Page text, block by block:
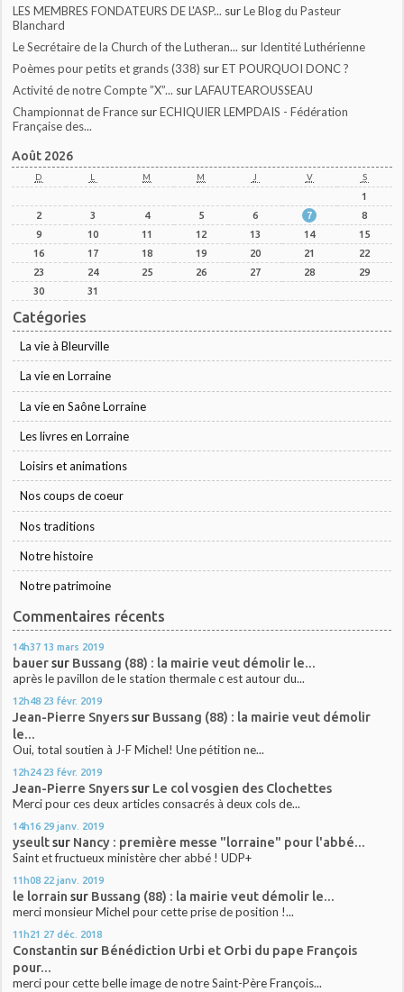
LES MEMBRES FONDATEURS DE L'ASP... surLe Blog du Pasteur
Blanchard
Le Secrétaire de la Church of the Lutheran... sur Identité Luthérienne
Poèmes pour petits et grands (338) surET POURQUOI DONC ?
Activité de notre Compte ”X”... surLAFAUTEAROUSSEAU
Championnat de France surECHIQUIER LEMPDAIS - Fédération
Française des...
Août 2026
D L M M J V S
1
2
3 4 5 6 7
8
9
10 11 12 13 14
15
16
17 18 19 20 21
22
23
24 25 26 27 28
29
30
31
Catégories
La vie à Bleurville
La vie en Lorraine
La vie en Saône Lorraine
Les livres en Lorraine
Loisirs et animations
Nos coups de coeur
Nos traditions
Notre histoire
Notre patrimoine
Commentaires récents
14h37 13 mars 2019
bauersur Bussang (88) : la mairie veut démolir le...
après le pavillon de le station thermale c est autour du...
12h48 23 févr. 2019
Jean-Pierre Snyerssur Bussang (88) : la mairie veut démolir
le...
Oui, total soutien à J-F Michel! Une pétition ne...
12h24 23 févr. 2019
Jean-Pierre Snyerssur Le col vosgien des Clochettes
Merci pour ces deux articles consacrés à deux cols de...
14h16 29 janv. 2019
yseultsur Nancy : première messe "lorraine" pour l'abbé...
Saint et fructueux ministère cher abbé ! UDP+
11h08 22 janv. 2019
le lorrain sur Bussang (88) : la mairie veut démolir le...
merci monsieur Michel pour cette prise de position !...
11h21 27 déc. 2018
Constantin sur Bénédiction Urbi et Orbi du pape François
pour...
merci pour cette belle image de notre Saint-Père François...